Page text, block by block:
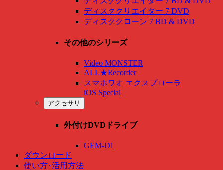
ディスククリエイター 7 DVD
ディスククローン 7 BD & DVD
その他のシリーズ
Video MONSTER
ALL★Recorder
スマホワオ エクスプローラ
iOS Special
アクセサリ
外付けDVDドライブ
GEM-D1
ダウンロード
使い方･活用方法